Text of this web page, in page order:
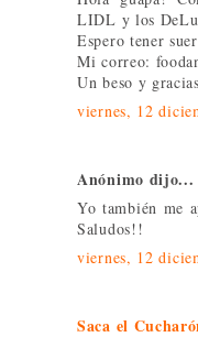
LIDL y los
Espero tener
Mi correo:
Un beso y
viernes, 12
Anónimo dijo...
Yo también me
Saludos!!
viernes, 12
Saca el